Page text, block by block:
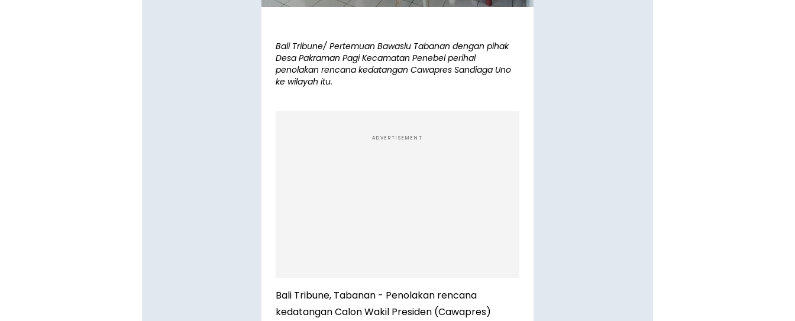
Bali Tribune/ Pertemuan Bawaslu Tabanan dengan pihak
Desa Pakraman Pagi Kecamatan Penebel perihal
penolakan rencana kedatangan Cawapres Sandiaga Uno
ke wilayah itu.
ADVERTISEMENT
Bali Tribune, Tabanan - Penolakan rencana
kedatangan Calon Wakil Presiden (Cawapres)